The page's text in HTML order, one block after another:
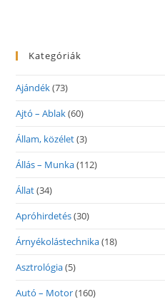
Kategóriák
Ajándék(73)
Ajtó – Ablak(60)
Állam, közélet(3)
Állás – Munka(112)
Állat(34)
Apróhirdetés(30)
Árnyékolástechnika(18)
Asztrológia(5)
Autó – Motor(160)